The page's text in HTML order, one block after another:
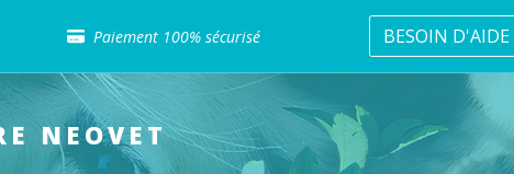
Paiement 100% sécurisé
Retour gratuit en clinique
Sélection de croquettes vétérinaire
Paiement 100% sécurisé
Livraison gratuite en clinique vétérinaire
BESOIN D'AIDE
NEOVET